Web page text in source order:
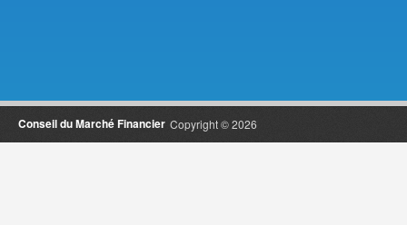
Copyright © 2026
Conseil du Marché Financier